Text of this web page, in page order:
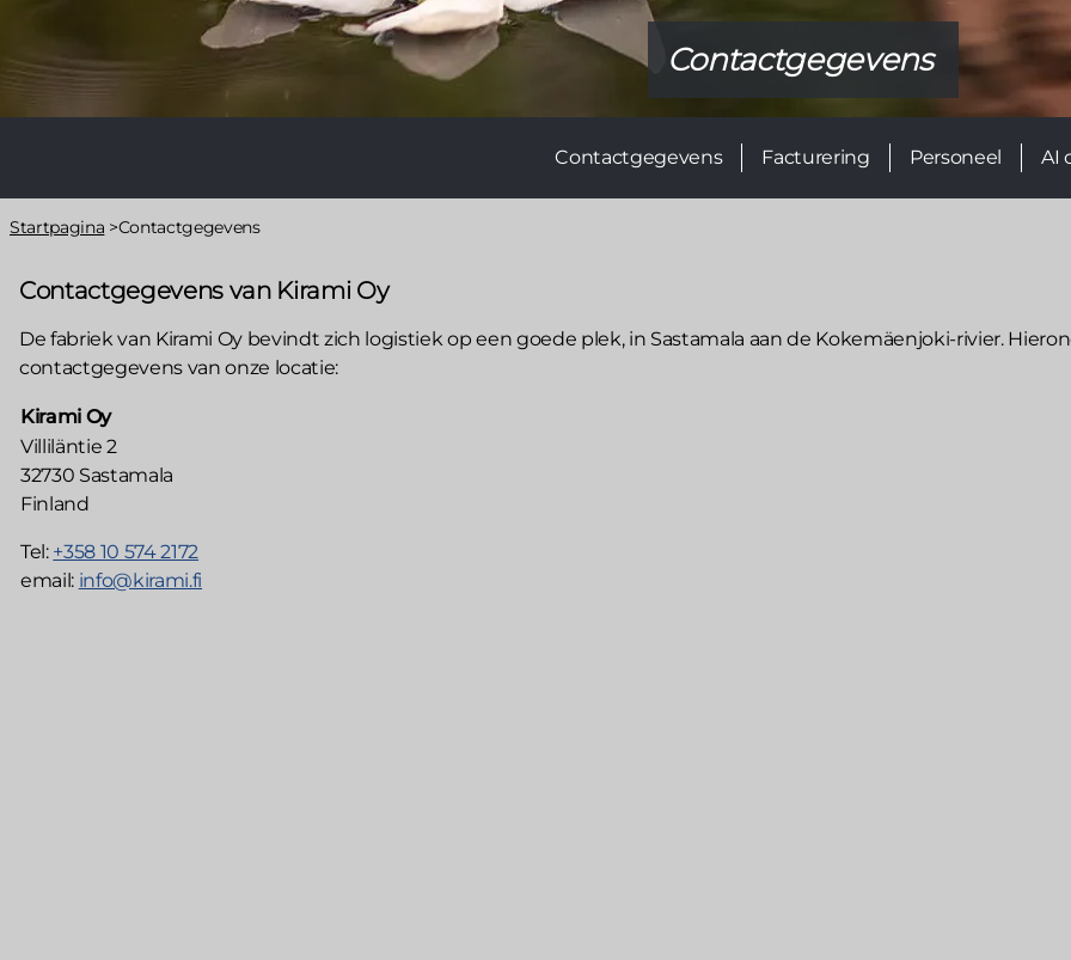
Contactgegevens
2nd
Contactgegevens Facturering Personeel AI
Kruimelpad
Startpagina >Contactgegevens
Contactgegevens van Kirami Oy
De fabriek van Kirami Oy bevindt zich logistiek op een goede plek, in Sastamala aan de Kokemäenjoki-rivier.
contactgegevens van onze locatie:
Kirami Oy
Villiläntie 2
32730 Sastamala
Finland
Tel: +358 10 574 2172
email: info@kirami.fi